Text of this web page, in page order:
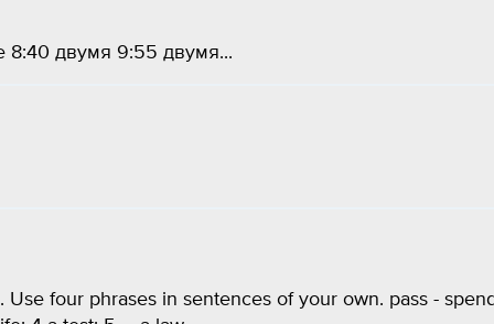
8:40 двумя 9:55 двумя...
four phrases in sentences of your own. pass -